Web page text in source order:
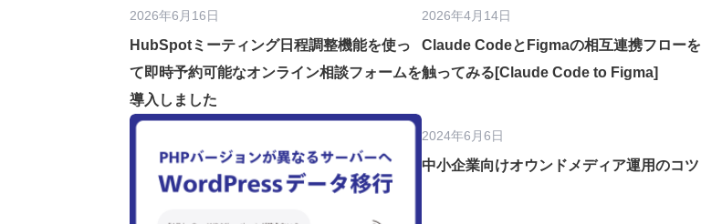
2026年6月16日
HubSpotミーティング日程調整機能を使っ
て即時予約可能なオンライン相談フォームを
導入しました
2026年4月14日
Claude CodeとFigmaの相互連携フローを
触ってみる[Claude Code to Figma]
2024年6月6日
中小企業向けオウンドメディア運用のコツ